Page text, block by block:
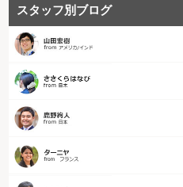
スタッフ別ブログ